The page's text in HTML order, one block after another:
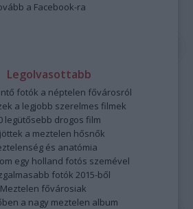
a Facebook-ra
Legolvasottabb
fotók a néptelen fővárosról
a legjobb szerelmes filmek
legütősebb drogos film
a meztelen hősnők
és anatómia
egy holland fotós szemével
fotók 2015-ből
Meztelen fővárosiak
a nagy meztelen album